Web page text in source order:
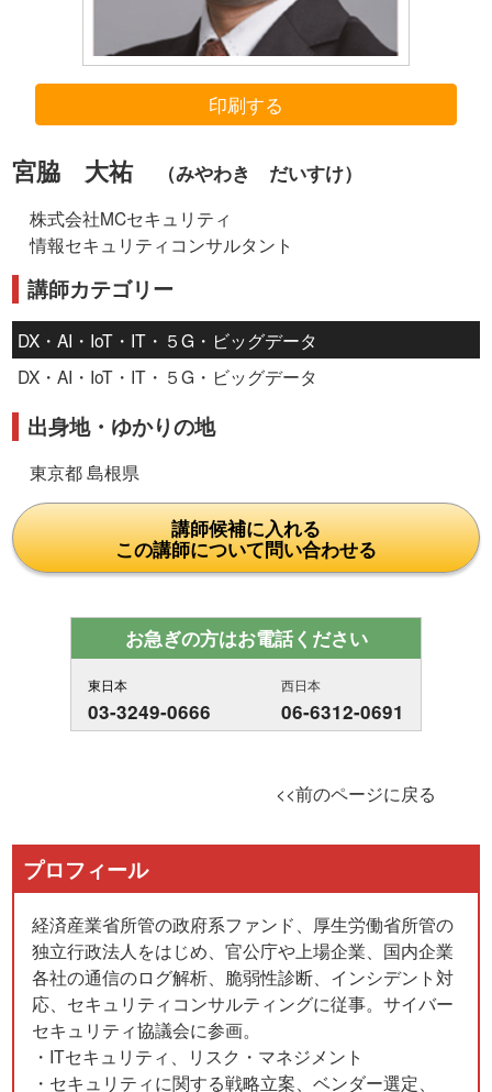
印刷する
宮脇 大祐 （みやわき だいすけ）
株式会社MCセキュリティ
情報セキュリティコンサルタント
講師カテゴリー
DX・AI・IoT・IT・５G・ビッグデータ
DX・AI・IoT・IT・５G・ビッグデータ
出身地・ゆかりの地
東京都 島根県
講師候補に入れる
この講師について問い合わせる
お急ぎの方はお電話ください
東日本
03-3249-0666
西日本
06-6312-0691
<<前のページに戻る
プロフィール
経済産業省所管の政府系ファンド、厚生労働省所管の
独立行政法人をはじめ、官公庁や上場企業、国内企業
各社の通信のログ解析、脆弱性診断、インシデント対
応、セキュリティコンサルティングに従事。サイバー
セキュリティ協議会に参画。
・ITセキュリティ、リスク・マネジメント
・セキュリティに関する戦略立案、ベンダー選定、